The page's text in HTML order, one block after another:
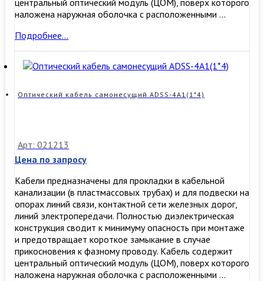
наложена наружная оболочка с расположенными …
Оптический
самонесущий
ADSS-
Подробнее…
Оптический кабель самонесущий ADSS-4А1(1*4)
Арт: 021213
Цена по запросу
Кабели предназначены для прокладки в кабельной
канализации (в пластмассовых трубах) и для подвески на
опорах линий связи, контактной сети железных дорог,
линий электропередачи. Полностью диэлектрическая
конструкция сводит к минимуму опасность при монтаже
и предотвращает короткое замыкание в случае
прикосновения к фазному проводу. Кабель содержит
центральный оптический модуль (ЦОМ), поверх которого
наложена наружная оболочка с расположенными …